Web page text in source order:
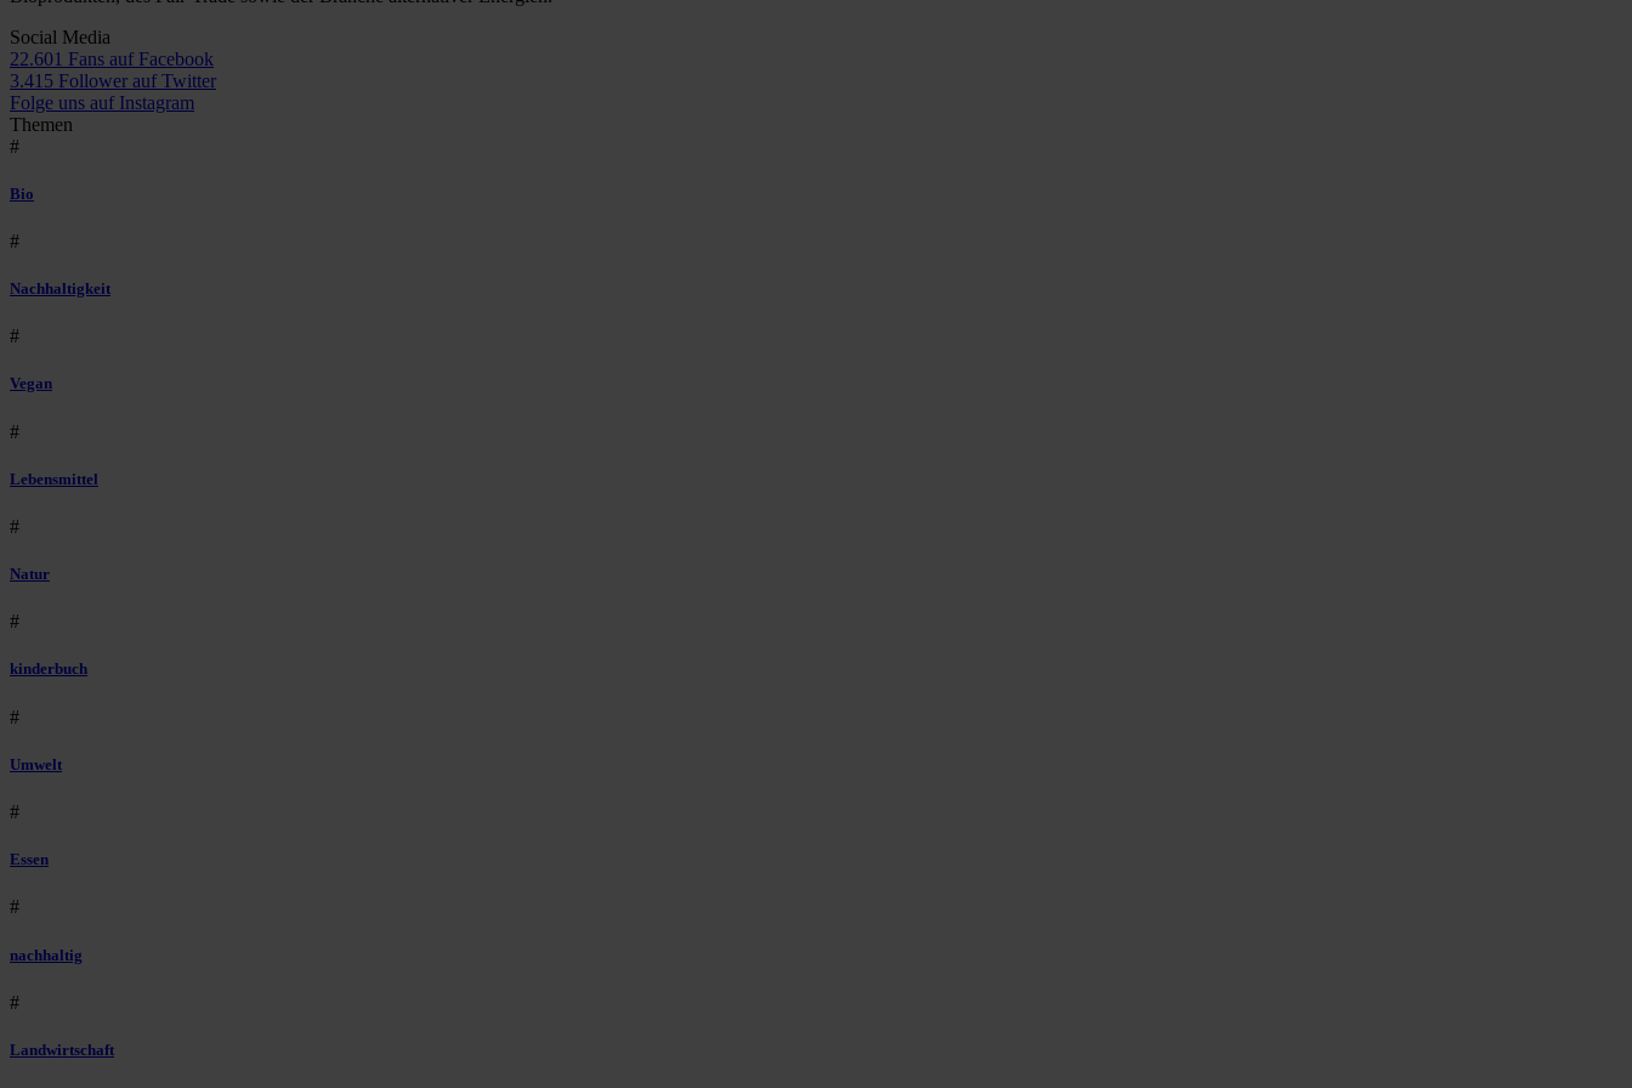
Social Media
22.601 Fans auf Facebook
3.415 Follower auf Twitter
Folge uns auf Instagram
Themen
#
Bio
#
Nachhaltigkeit
#
Vegan
#
Lebensmittel
#
Natur
#
kinderbuch
#
Umwelt
#
Essen
#
nachhaltig
#
Landwirtschaft